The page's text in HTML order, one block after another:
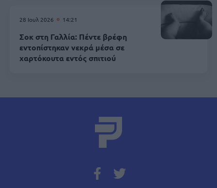
28 Ιουλ 2026 14:21
Σοκ στη Γαλλία: Πέντε βρέφη
εντοπίστηκαν νεκρά μέσα σε
χαρτόκουτα εντός σπιτιού